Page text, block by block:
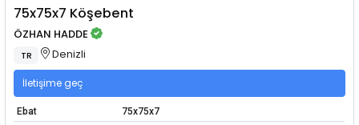
75x75x7 Köşebent
ÖZHAN HADDE
TR Denizli
İletişime geç
Ebat
75x75x7